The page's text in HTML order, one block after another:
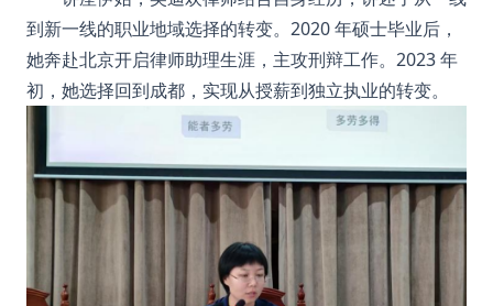
到新一线的职业地域选择的转变。2020 年硕士毕业后，
她奔赴北京开启律师助理生涯，主攻刑辩工作。2023 年
初，她选择回到成都，实现从授薪到独立执业的转变。